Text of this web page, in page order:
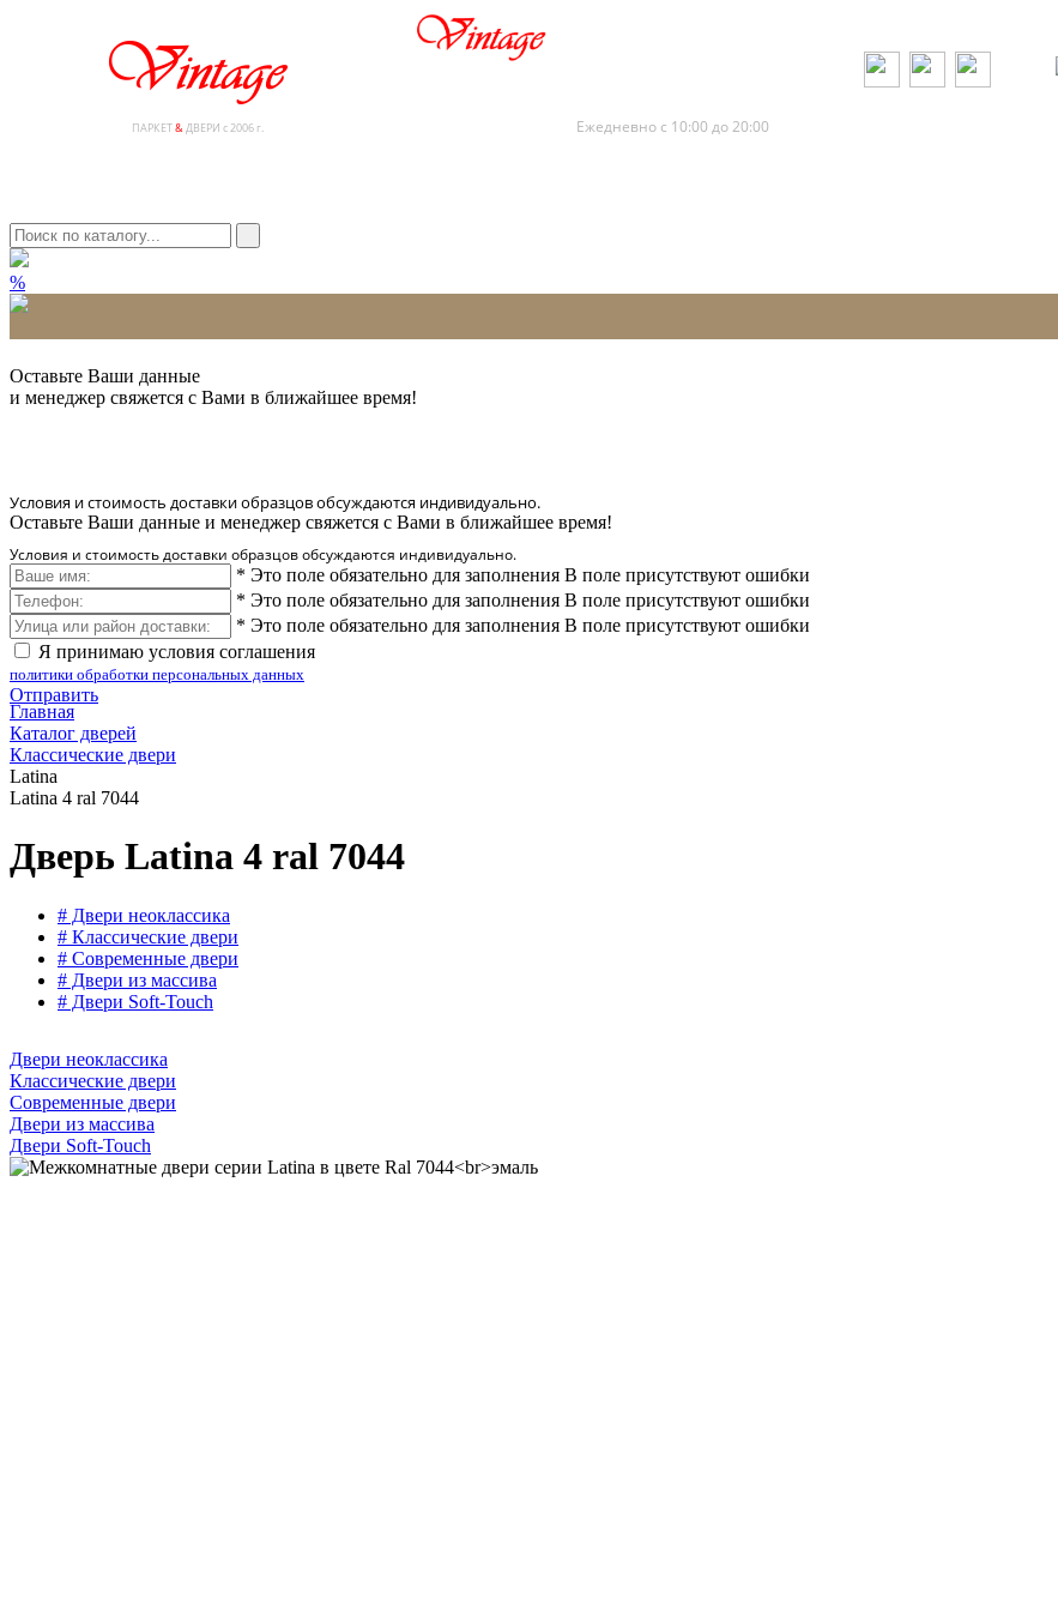
ПАРКЕТ&ДВЕРИ с 2006 г. Ежедневно с 10:00 до 20:00
%
Оставьте Ваши данные
и менеджер свяжется с Вами в ближайшее время!
Условия и стоимость доставки образцов обсуждаются индивидуально.
Оставьте Ваши данные и менеджер свяжется с Вами в ближайшее время!
Условия и стоимость доставки образцов обсуждаются индивидуально.
* Это поле обязательно для заполнения В поле присутствуют ошибки
* Это поле обязательно для заполнения В поле присутствуют ошибки
* Это поле обязательно для заполнения В поле присутствуют ошибки
Я принимаю условия соглашения
политики обработки персональных данных
Отправить
Главная
Каталог дверей
Классические двери
Latina
Latina 4 ral 7044
Дверь Latina 4 ral 7044
# Двери неоклассика
# Классические двери
# Современные двери
# Двери из массива
# Двери Soft-Touch
Двери неоклассика
Классические двери
Современные двери
Двери из массива
Двери Soft-Touch